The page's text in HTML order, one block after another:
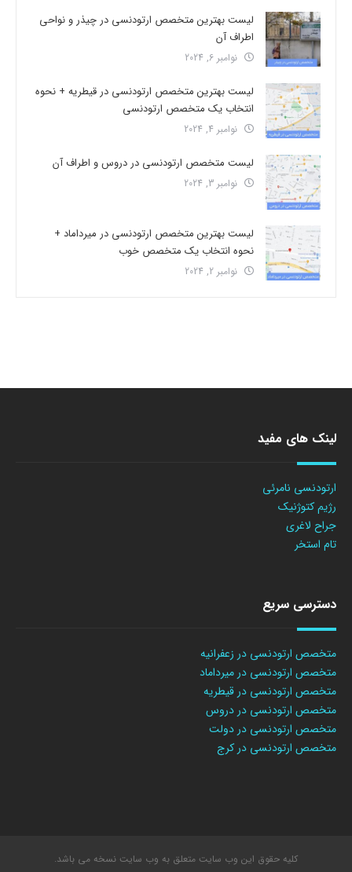
لیست بهترین متخصص ارتودنسی در چیذر و نواحی
اطراف آن
نوامبر 6, 2024
لیست بهترین متخصص ارتودنسی در قیطریه + نحوه
انتخاب یک متخصص ارتودنسی
نوامبر 4, 2024
لیست متخصص ارتودنسی در دروس و اطراف آن
نوامبر 3, 2024
لیست بهترین متخصص ارتودنسی در میرداماد +
نحوه انتخاب یک متخصص خوب
نوامبر 2, 2024
لینک های مفید
ارتودنسی نامرئی
رژیم کتوژنیک
جراح لاغری
تام استخر
دسترسی سریع
متخصص ارتودنسی در زعفرانیه
متخصص ارتودنسی در میرداماد
متخصص ارتودنسی در قیطریه
متخصص ارتودنسی در دروس
متخصص ارتودنسی در دولت
متخصص ارتودنسی در کرج
کلیه حقوق این وب سایت متعلق به وب سایت نسخه می باشد.